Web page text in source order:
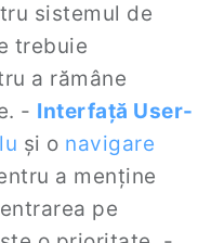
sistemul de
trebuie
a rămâne
- Interfață User-
și o navigare
a menține
pe